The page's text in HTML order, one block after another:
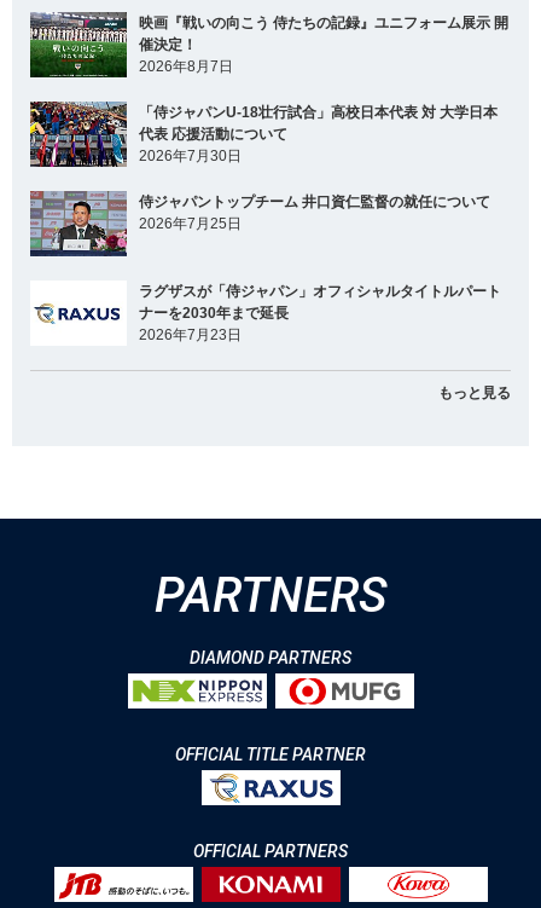
映画『戦いの向こう 侍たちの記録』ユニフォーム展示 開
催決定！
2026年8月7日
「侍ジャパンU-18壮行試合」高校日本代表 対 大学日本
代表 応援活動について
2026年7月30日
侍ジャパントップチーム 井口資仁監督の就任について
2026年7月25日
ラグザスが「侍ジャパン」オフィシャルタイトルパート
ナーを2030年まで延長
2026年7月23日
もっと見る
PARTNERS
DIAMOND PARTNERS
OFFICIAL TITLE PARTNER
OFFICIAL PARTNERS